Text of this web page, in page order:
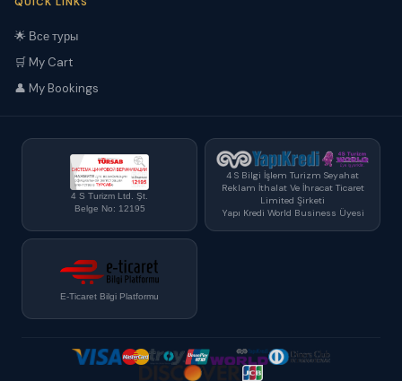
🌟 Все туры
🛒 My Cart
👤 My Bookings
4 S Turizm Ltd. Şt.
Belge No: 12195
4 S Bilgi İşlem Turizm Seyahat
Reklam İthalat Ve İhracat Ticaret
Limited Şirketi
Yapı Kredi World Business Üyesi
E-Ticaret Bilgi Platformu